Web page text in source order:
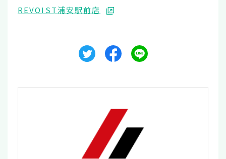
REVOIST浦安駅前店